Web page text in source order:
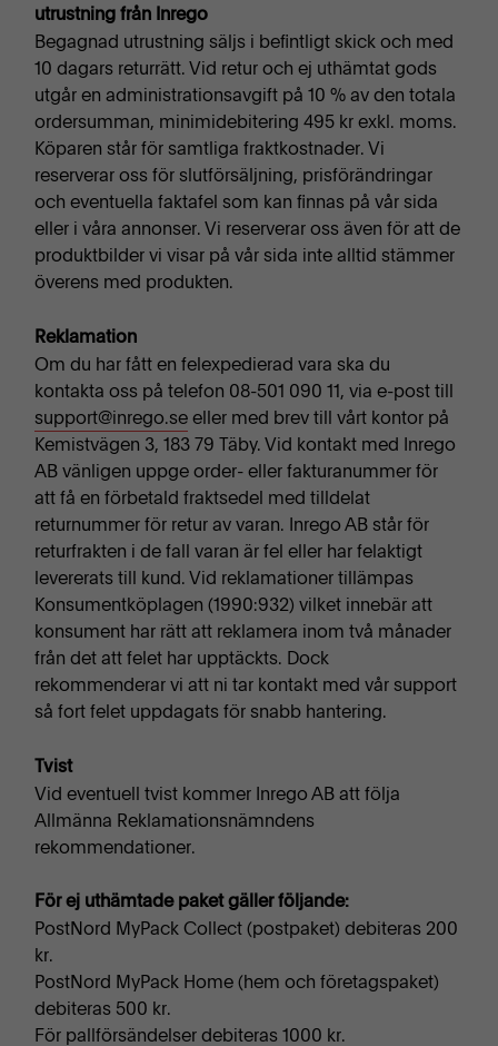
utrustning från Inrego
Begagnad utrustning säljs i befintligt skick och med
10 dagars returrätt. Vid retur och ej uthämtat gods
utgår en administrationsavgift på 10 % av den totala
ordersumman, minimidebitering 495 kr exkl. moms.
Köparen står för samtliga fraktkostnader. Vi
reserverar oss för slutförsäljning, prisförändringar
och eventuella faktafel som kan finnas på vår sida
eller i våra annonser. Vi reserverar oss även för att de
produktbilder vi visar på vår sida inte alltid stämmer
överens med produkten.
Reklamation
Om du har fått en felexpedierad vara ska du
kontakta oss på telefon 08-501 090 11, via e-post till
support@inrego.seeller med brev till vårt kontor på
Kemistvägen 3, 183 79 Täby. Vid kontakt med Inrego
AB vänligen uppge order- eller fakturanummer för
att få en förbetald fraktsedel med tilldelat
returnummer för retur av varan. Inrego AB står för
returfrakten i de fall varan är fel eller har felaktigt
levererats till kund. Vid reklamationer tillämpas
Konsumentköplagen (1990:932) vilket innebär att
konsument har rätt att reklamera inom två månader
från det att felet har upptäckts. Dock
rekommenderar vi att ni tar kontakt med vår support
så fort felet uppdagats för snabb hantering.
Tvist
Vid eventuell tvist kommer Inrego AB att följa
Allmänna Reklamationsnämndens
rekommendationer.
För ej uthämtade paket gäller följande:
PostNord MyPack Collect (postpaket) debiteras 200
kr.
PostNord MyPack Home (hem och företagspaket)
debiteras 500 kr.
För pallförsändelser debiteras 1000 kr.